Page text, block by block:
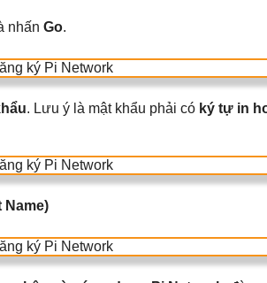
nhấn Go.
. Lưu ý là mật khẩu phải có ký tự in
Name)